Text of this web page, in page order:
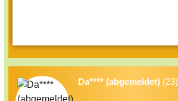
Da**** (abgemeldet) (23)